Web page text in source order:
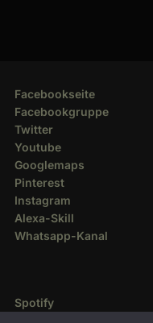
Facebookseite
Facebookgruppe
Twitter
Youtube
Googlemaps
Pinterest
Instagram
Alexa-Skill
Whatsapp-Kanal
Spotify